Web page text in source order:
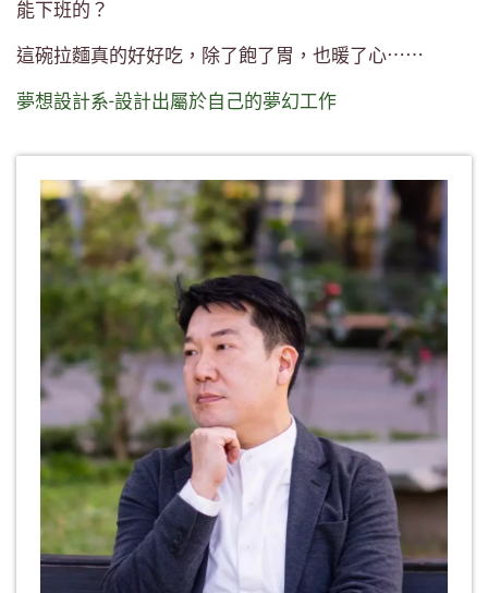
能下班的？
這碗拉麵真的好好吃，除了飽了胃，也暖了心⋯⋯
夢想設計系-設計出屬於自己的夢幻工作